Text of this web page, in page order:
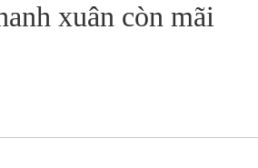
xuân còn mãi